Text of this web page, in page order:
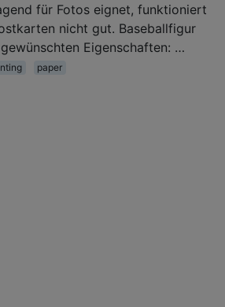
für Fotos eignet, funktioniert
nicht gut. Baseballfigur
Eigenschaften: …
paper